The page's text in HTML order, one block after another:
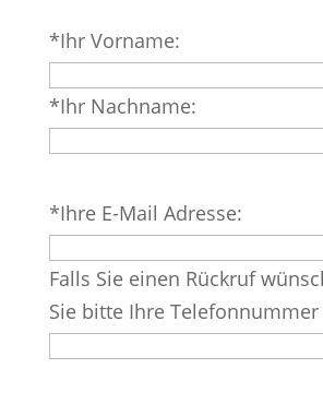
lasse
dieses
Feld
leer.
*Ihr Vorname:
*Ihr Nachname:
lasse
dieses
Feld
leer.
*Ihre E-Mail Adresse:
Falls Sie einen Rückruf
Sie bitte Ihre Telefonnummer